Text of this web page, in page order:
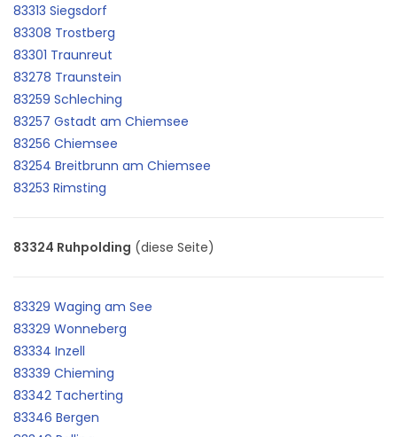
83313 Siegsdorf
83308 Trostberg
83301 Traunreut
83278 Traunstein
83259 Schleching
83257 Gstadt am Chiemsee
83256 Chiemsee
83254 Breitbrunn am Chiemsee
83253 Rimsting
83324 Ruhpolding (diese Seite)
83329 Waging am See
83329 Wonneberg
83334 Inzell
83339 Chieming
83342 Tacherting
83346 Bergen